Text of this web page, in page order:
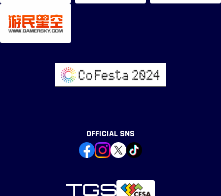
OFFICIAL SNS